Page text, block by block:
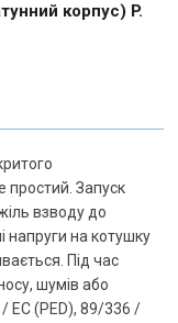
корпус) P.
простий. Запуск
взводу до
напруги на котушку
Під час
шумів або
/ EC (PED), 89/336 /